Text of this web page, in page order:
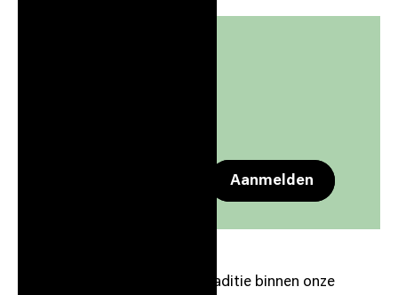
Aanmelden
Het is inmiddels een mooie traditie binnen onze